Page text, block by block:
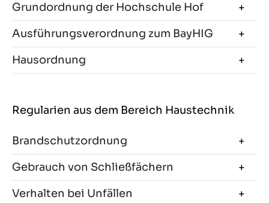
Grundordnung der Hochschule Hof
Ausführungsverordnung zum BayHIG
Hausordnung
Regularien aus dem Bereich Haustechnik
Brandschutzordnung
Gebrauch von Schließfächern
Verhalten bei Unfällen